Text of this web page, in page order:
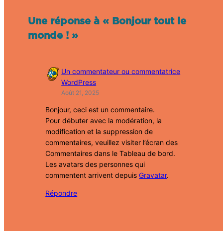
Une réponse à « Bonjour tout le
monde ! »
Un commentateur ou commentatrice
WordPress
Août 21, 2025
Bonjour, ceci est un commentaire.
Pour débuter avec la modération, la
modification et la suppression de
commentaires, veuillez visiter l’écran des
Commentaires dans le Tableau de bord.
Les avatars des personnes qui
commentent arrivent depuisGravatar.
Répondre